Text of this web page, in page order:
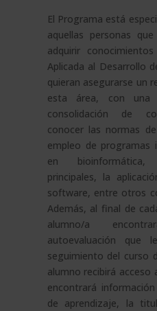
El Programa está
aquellas personas
adquirir
Aplicada al Desarrollo
quieran asegurarse un
esta área, con una
consolidación de
conocer las normas
empleo de programas
en
principales, la
software, entre otros
Además, al final de
alumno/a
autoevaluación que
seguimiento del curso
alumno recibirá acceso
encontrará
de aprendizaje, la